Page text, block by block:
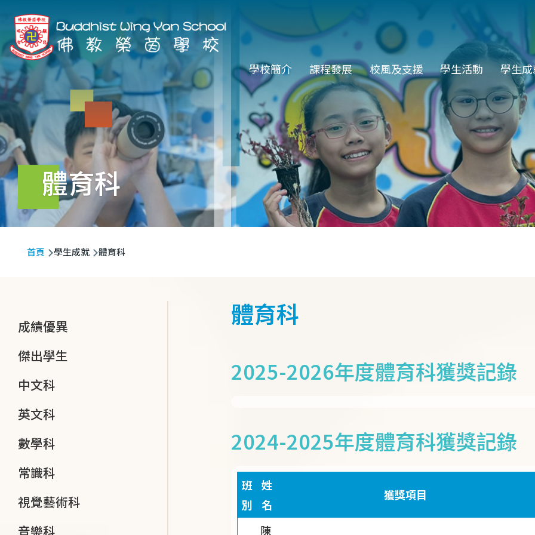
移至主內容
Main
navigation
學校簡介 課程發展 校風及支援 學生活動 學生
體育科
航
首頁 學生成就 體育科
體育科
2025-2026年度體育科獲獎記錄
2024-2025年度體育科獲獎記錄
班
別
姓
名
獲獎項目
陳
navigation
成績優異
傑出學生
中文科
英文科
數學科
常識科
視覺藝術科
音樂科